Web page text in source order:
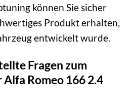
können Sie sicher
Produkt erhalten,
entwickelt wurde.
Fragen zum
Alfa Romeo 166 2.4